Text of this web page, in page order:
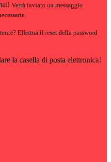
Verrà inviato un messaggio
Effettua il reset della password
la casella di posta elettronica!